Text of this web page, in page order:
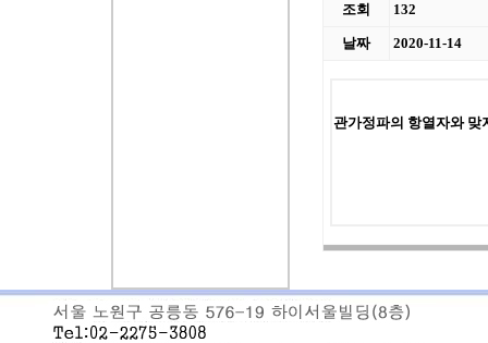
조회 132
날짜 2020-11-14
관가정파의 항열자와 맞